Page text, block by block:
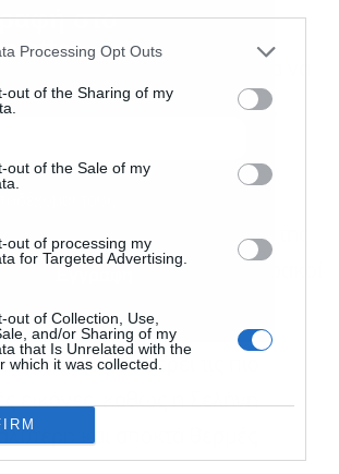
Processing Opt Outs
out of the Sharing of my
out of the Sale of my
out of processing my
for Targeted Advertising.
out of Collection, Use,
and/or Sharing of my
that Is Unrelated with the
which it was collected.
ακριβές σημείο ανατολής της
τοπίου αρκεί ένας
ενώ για λεπτομέρειες της
προτιμώνται τηλεφακοί
προσφέρει τις πιο
εικόνες, καθώς η Σελήνη
και αποκτά θερμές
στο
τους